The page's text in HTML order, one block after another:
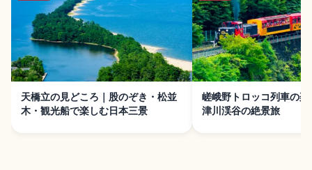
天橋立の見どころ｜股のぞき・松並
木・観光船で楽しむ日本三景
嵯峨野トロッコ列車の楽
津川渓谷の絶景旅